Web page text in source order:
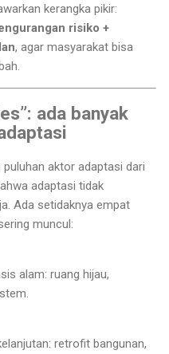
kerangka pikir:
risiko +
, agar masyarakat bisa
ada banyak
aktor adaptasi dari
adaptasi tidak
Ada setidaknya empat
muncul:
alam: ruang hijau,
retrofit bangunan,